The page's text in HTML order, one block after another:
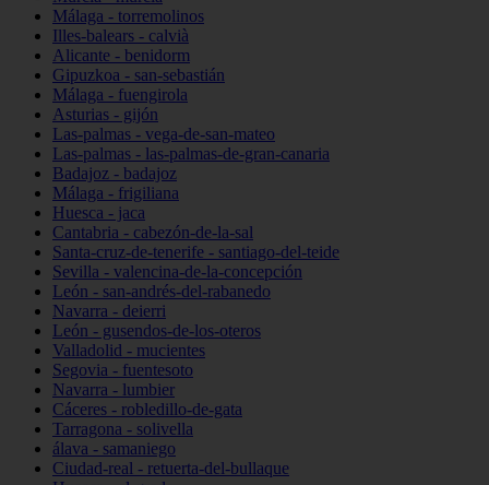
Málaga - torremolinos
Illes-balears - calvià
Alicante - benidorm
Gipuzkoa - san-sebastián
Málaga - fuengirola
Asturias - gijón
Las-palmas - vega-de-san-mateo
Las-palmas - las-palmas-de-gran-canaria
Badajoz - badajoz
Málaga - frigiliana
Huesca - jaca
Cantabria - cabezón-de-la-sal
Santa-cruz-de-tenerife - santiago-del-teide
Sevilla - valencina-de-la-concepción
León - san-andrés-del-rabanedo
Navarra - deierri
León - gusendos-de-los-oteros
Valladolid - mucientes
Segovia - fuentesoto
Navarra - lumbier
Cáceres - robledillo-de-gata
Tarragona - solivella
álava - samaniego
Ciudad-real - retuerta-del-bullaque